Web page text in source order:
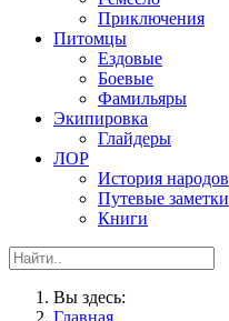
Приключения
Питомцы
Ездовые
Боевые
Фамильяры
Экипировка
Глайдеры
ЛОР
История народов
Путевые заметки
Книги
Вы здесь:
Главная